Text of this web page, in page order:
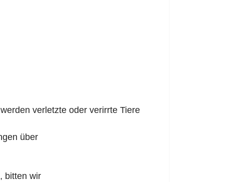
verletzte oder verirrte Tiere
über
bitten wir